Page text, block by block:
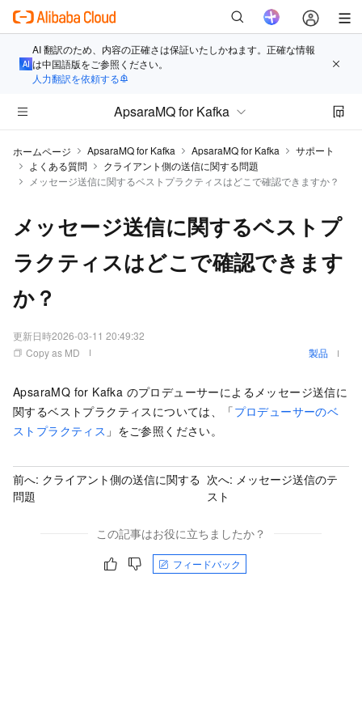
AI 翻訳のため、内容の正確さは保証いたしかねます。正確な情報
は中国語版をご参照ください。
人力翻訳を依頼する
ApsaraMQ for Kafka
ホームページ ApsaraMQ for Kafka ApsaraMQ for Kafka
サポート
よくある質問
クライアント側の送信に関する問題
メッセージ送信に関するベストプラクティスはどこで確認できますか？
メッセージ送信に関するベストプ
ラクティスはどこで確認できます
か？
更新日時2026-03-11 20:49:32
Copy as MD
製品
ApsaraMQ for Kafka のプロデューサーによるメッセージ送信に
関するベストプラクティスについては、「プロデューサーのベ
ストプラクティス 」をご参照ください。
前へ: クライアント側の送信に関する
問題
次へ: メッセージ送信のテ
スト
この記事はお役に立ちましたか？
フィードバック